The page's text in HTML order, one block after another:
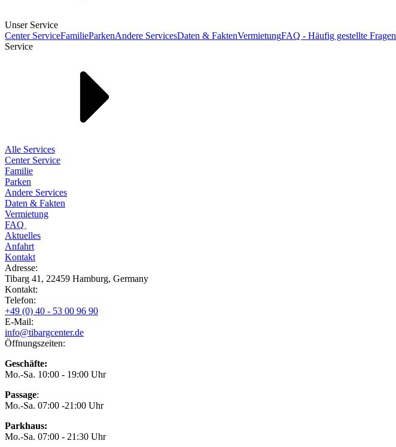
Unser Service
Center ServiceFamilieParkenAndere ServicesDaten & FaktenVermietungFAQ - Häufig gestellte Fragen
Service
Alle Services
Center Service
Familie
Parken
Andere Services
Daten & Fakten
Vermietung
FAQ
Aktuelles
Anfahrt
Kontakt
Adresse:
Tibarg 41, 22459 Hamburg, Germany
Kontakt:
Telefon:
+49 (0) 40 - 53 00 96 90
E-Mail:
info@tibargcenter.de
Öffnungszeiten:
Geschäfte:
Mo.-Sa. 10:00 - 19:00 Uhr
Passage:
Mo.-Sa. 07:00 -21:00 Uhr
Parkhaus:
Mo.-Sa. 07:00 - 21:30 Uhr